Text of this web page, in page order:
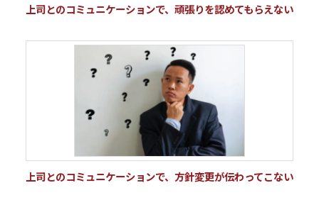
上司とのコミュニケーションで、頑張りを認めてもらえない
上司とのコミュニケーションで、方針変更が伝わってこない